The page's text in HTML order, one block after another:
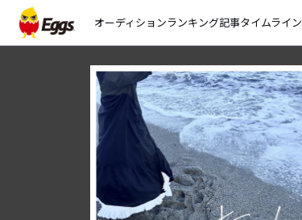
オーディションランキング記事タイムライン